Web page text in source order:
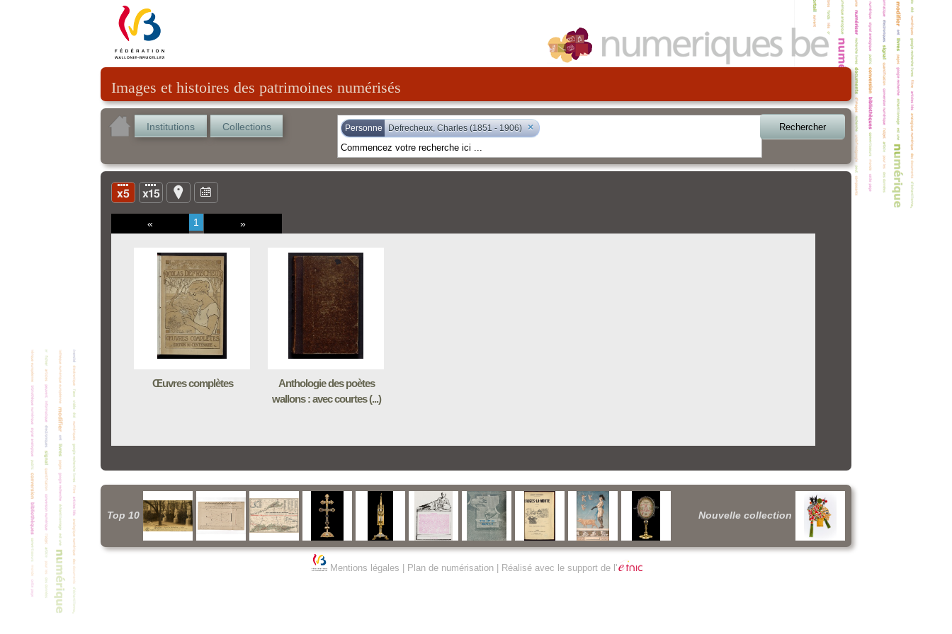
Images et histoires des patrimoines numérisés
Institutions Collections Personne Defrecheux, Charles (1851 - 1906) × Rechercher
« 1 »
Œuvres complètes
Anthologie des poètes
wallons : avec courtes (...)
Top 10 Nouvelle collection
Mentions légales Plan de numérisation| Réalisé avec le support de l'